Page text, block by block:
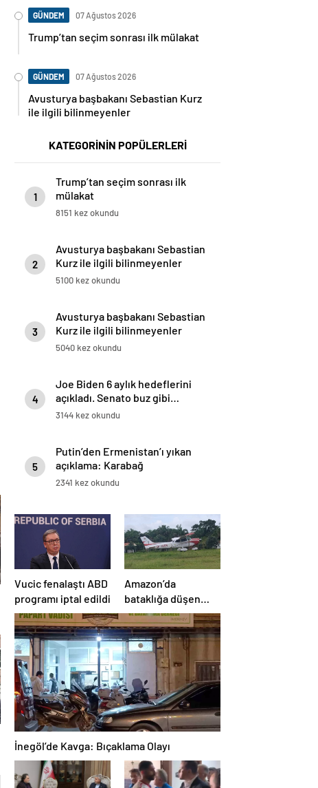
GÜNDEM 07 Ağustos 2026
Trump’tan seçim sonrası ilk mülakat
GÜNDEM 07 Ağustos 2026
Avusturya başbakanı Sebastian Kurz
ile ilgili bilinmeyenler
KATEGORİNİN POPÜLERLERİ
1
Trump’tan seçim sonrası ilk
mülakat
8151 kez okundu
2
Avusturya başbakanı Sebastian
Kurz ile ilgili bilinmeyenler
5100 kez okundu
3
Avusturya başbakanı Sebastian
Kurz ile ilgili bilinmeyenler
5040 kez okundu
4
Joe Biden 6 aylık hedeflerini
açıkladı. Senato buz gibi…
3144 kez okundu
5
Putin’den Ermenistan’ı yıkan
açıklama: Karabağ
Azerbaycan’ın ayrılmaz bir
2341 kez okundu
Vucic fenalaştı ABD
programı iptal edildi
Amazon’da
bataklığa düşen
uçağın yolcuları, 36
saat kurtarılmayı
bekledi
İnegöl’de Kavga: Bıçaklama Olayı